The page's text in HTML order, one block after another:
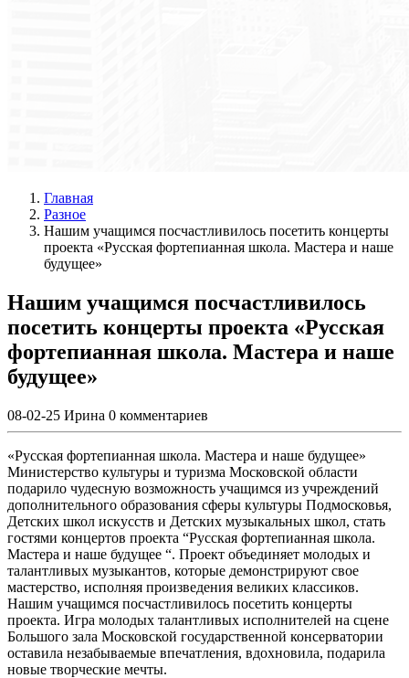
Главная
Разное
Нашим учащимся посчастливилось посетить концерты
проекта «Русская фортепианная школа. Мастера и наше
будущее»
Нашим учащимся посчастливилось
посетить концерты проекта «Русская
фортепианная школа. Мастера и наше
будущее»
08-02-25 Ирина 0 комментариев
«Русская фортепианная школа. Мастера и наше будущее»
Министерство культуры и туризма Московской области
подарило чудесную возможность учащимся из учреждений
дополнительного образования сферы культуры Подмосковья,
Детских школ искусств и Детских музыкальных школ, стать
гостями концертов проекта “Русская фортепианная школа.
Мастера и наше будущее “. Проект объединяет молодых и
талантливых музыкантов, которые демонстрируют свое
мастерство, исполняя произведения великих классиков.
Нашим учащимся посчастливилось посетить концерты
проекта. Игра молодых талантливых исполнителей на сцене
Большого зала Московской государственной консерватории
оставила незабываемые впечатления, вдохновила, подарила
новые творческие мечты.